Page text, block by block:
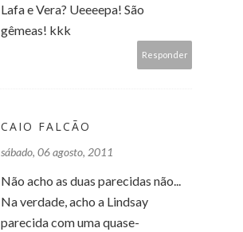
Lafa e Vera? Ueeeepa! São
gêmeas! kkk
Responder
CAIO FALCÃO
sábado, 06 agosto, 2011
Não acho as duas parecidas não...
Na verdade, acho a Lindsay
parecida com uma quase-